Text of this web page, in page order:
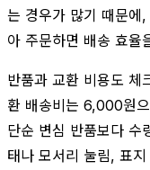
는 경우가 많기 때문에
아 주문하면 배송 효율
반품과 교환 비용도
환 배송비는 6,000원
단순 변심 반품보다 수
태나 모서리 눌림, 표